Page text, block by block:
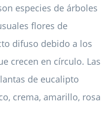
especies de árboles
flores de
difuso debido a los
crecen en círculo. Las
de eucalipto
crema, amarillo, rosa